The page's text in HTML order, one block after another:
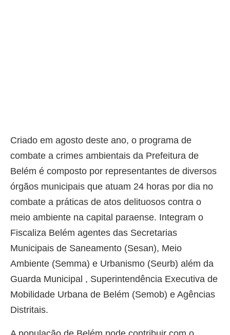
Criado em agosto deste ano, o programa de
combate a crimes ambientais da Prefeitura de
Belém é composto por representantes de diversos
órgãos municipais que atuam 24 horas por dia no
combate a práticas de atos delituosos contra o
meio ambiente na capital paraense. Integram o
Fiscaliza Belém agentes das Secretarias
Municipais de Saneamento (Sesan), Meio
Ambiente (Semma) e Urbanismo (Seurb) além da
Guarda Municipal , Superintendência Executiva de
Mobilidade Urbana de Belém (Semob) e Agências
Distritais.